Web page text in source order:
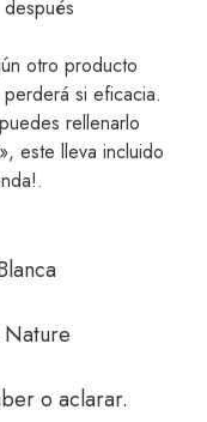
otro producto
si eficacia.
rellenarlo
este lleva incluido
o aclarar.